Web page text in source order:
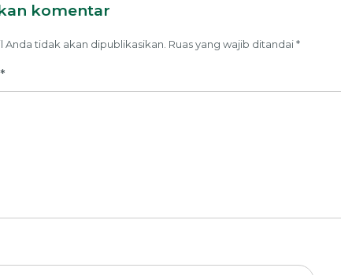
komentar
Anda tidak akan dipublikasikan. Ruas yang wajib ditandai*
*